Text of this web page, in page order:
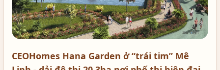
CEOHomes Hana Garden ở “trái tim” Mê